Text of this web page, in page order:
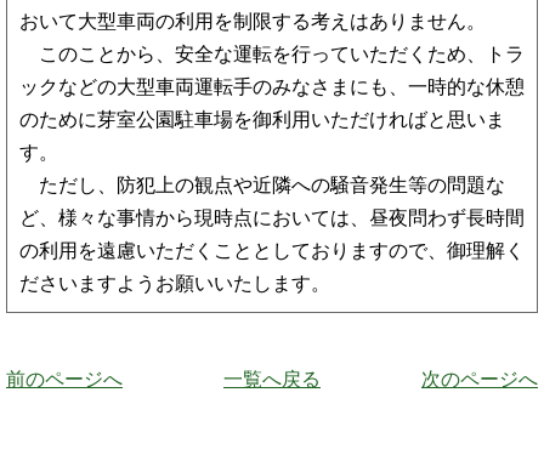
おいて大型車両の利用を制限する考えはありません。
このことから、安全な運転を行っていただくため、トラ
ックなどの大型車両運転手のみなさまにも、一時的な休憩
のために芽室公園駐車場を御利用いただければと思いま
す。
ただし、防犯上の観点や近隣への騒音発生等の問題な
ど、様々な事情から現時点においては、昼夜問わず長時間
の利用を遠慮いただくこととしておりますので、御理解く
ださいますようお願いいたします。
前のページへ 一覧へ戻る 次のページへ